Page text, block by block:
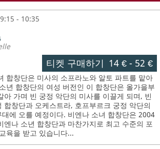
- 10:35
티켓 구매하기 14 €- 52 €
합창단은 미사의 소프라노와 알토 파트를 맡아
년 합창단의 여성 버전인 이 합창단은 올가을부
아 가며 빈 궁정 악단의 미사를 이끌게 되며, 빈
합창단과 오케스트라, 호프부르크 궁정 악단의
에 오를 예정이다. 비엔나 소녀 합창단은 2004
엔나 소년 합창단과 마찬가지로 최고 수준의 포
육을 받고 있습니다...